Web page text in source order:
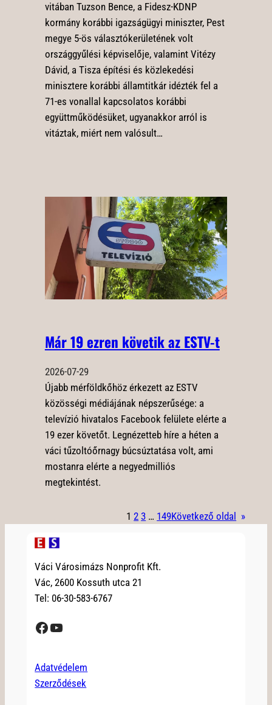
vitában Tuzson Bence, a Fidesz-KDNP
kormány korábbi igazságügyi miniszter, Pest
megye 5-ös választókerületének volt
országgyűlési képviselője, valamint Vitézy
Dávid, a Tisza építési és közlekedési
minisztere korábbi államtitkár idézték fel a
71-es vonallal kapcsolatos korábbi
együttműködésüket, ugyanakkor arról is
vitáztak, miért nem valósult…
Már 19 ezren követik az ESTV-t
2026-07-29
Újabb mérföldkőhöz érkezett az ESTV
közösségi médiájának népszerűsége: a
televízió hivatalos Facebook felülete elérte a
19 ezer követőt. Legnézetteb híre a héten a
váci tűzoltóőrnagy búcsúztatása volt, ami
mostanra elérte a negyedmilliós
megtekintést.
1 2 3 … 149Következő oldal »
Váci Városimázs Nonprofit Kft.
Vác, 2600 Kossuth utca 21
Tel: 06-30-583-6767
Facebook YouTube
Adatvédelem
Szerződések